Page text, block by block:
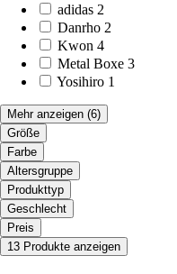
adidas 2
Danrho 2
Kwon 4
Metal Boxe 3
Yosihiro 1
Mehr anzeigen (6)
Größe
Farbe
Altersgruppe
Produkttyp
Geschlecht
Preis
13 Produkte anzeigen